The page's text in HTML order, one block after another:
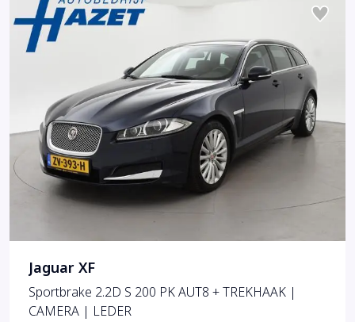
Jaguar XF
Sportbrake 2.2D S 200 PK AUT8 + TREKHAAK |
CAMERA | LEDER